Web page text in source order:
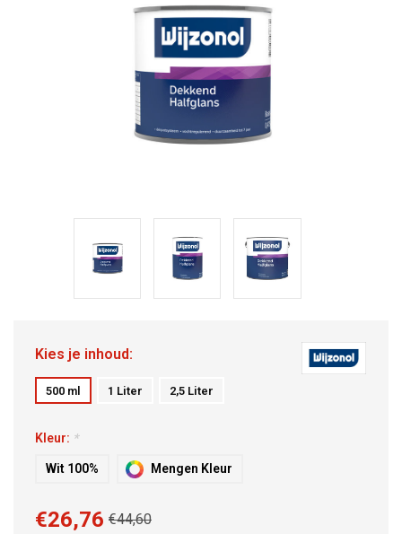
Kies je inhoud:
500 ml 1 Liter 2,5 Liter
Kleur: *
Wit 100% Mengen Kleur
€44,60
€26,76